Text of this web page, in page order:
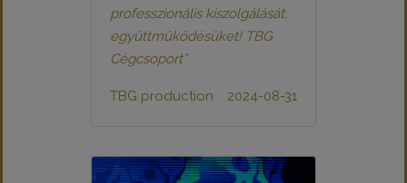
professzionális kiszolgálását,
együttműködésüket! TBG
Cégcsoport”
2024-08-31
TBG production